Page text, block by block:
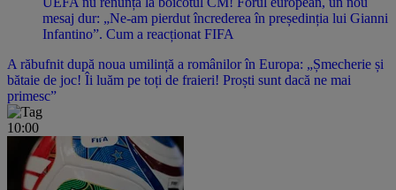
mesaj dur: „Ne-am pierdut încrederea în președinția lui Gianni
Infantino”. Cum a reacționat FIFA
A răbufnit după noua umilință a românilor în Europa: „Șmecherie și
bătaie de joc! Îi luăm pe toți de fraieri! Proști sunt dacă ne mai
primesc”
10:00